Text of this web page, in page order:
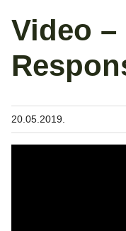
Video –
20.05.2019.